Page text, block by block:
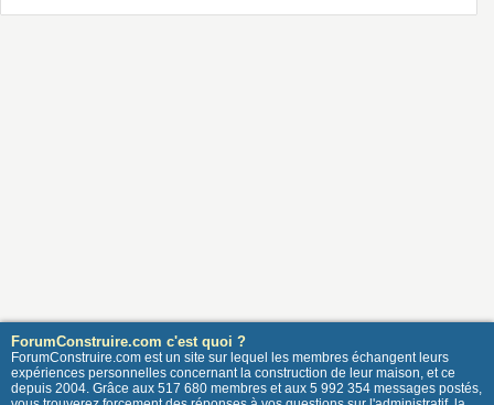
ForumConstruire.com c'est quoi ?
ForumConstruire.com est un site sur lequel les membres échangent leurs
expériences personnelles concernant la construction de leur maison, et ce
depuis 2004. Grâce aux 517 680 membres et aux 5 992 354 messages postés,